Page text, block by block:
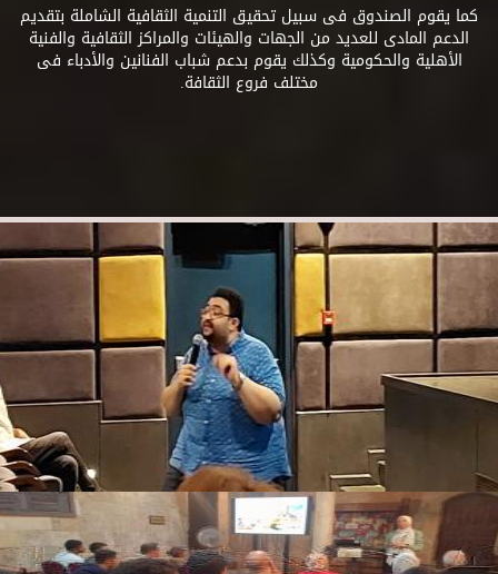
كما يقوم الصندوق فى سبيل تحقيق التنمية الثقافية الشاملة بتقديم
الدعم المادى للعديد من الجهات والهيئات والمراكز الثقافية والفنية
الأهلية والحكومية وكذلك يقوم بدعم شباب الفنانين والأدباء فى
مختلف فروع الثقافة.